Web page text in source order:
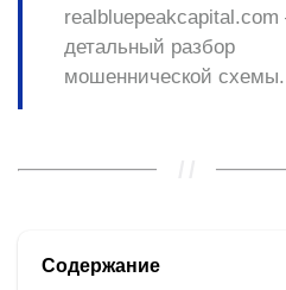
детальный разбор
мошеннической схемы.
Содержание